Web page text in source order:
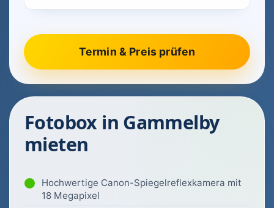
Fotobox in Gammelby
mieten
Hochwertige Canon-Spiegelreflexkamera mit
18 Megapixel